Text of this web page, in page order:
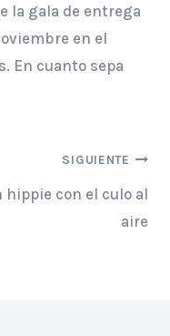
la gala de entrega
en el
En cuanto sepa
SIGUIENTE
hippie con el culo al
aire